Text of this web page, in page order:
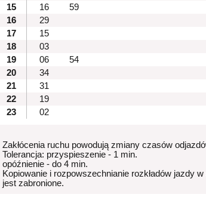
15
16
59
16
29
17
15
18
03
19
06
54
20
34
21
31
22
19
23
02
Zakłócenia ruchu powodują zmiany czasów
Tolerancja: przyspieszenie - 1 min.
opóźnienie - do 4 min.
Kopiowanie i rozpowszechnianie rozkładów jazdy
jest zabronione.